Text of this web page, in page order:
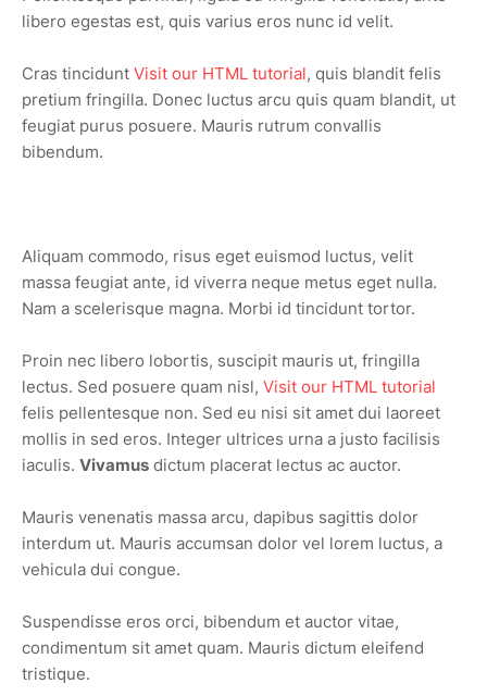
libero egestas est, quis varius eros nunc id velit.
Cras tincidunt Visit our HTML tutorial, quis blandit felis
pretium fringilla. Donec luctus arcu quis quam blandit, ut
feugiat purus posuere. Mauris rutrum convallis
bibendum.
Aliquam commodo, risus eget euismod luctus, velit
massa feugiat ante, id viverra neque metus eget nulla.
Nam a scelerisque magna. Morbi id tincidunt tortor.
Proin nec libero lobortis, suscipit mauris ut, fringilla
lectus. Sed posuere quam nisl, Visit our HTML tutorial
felis pellentesque non. Sed eu nisi sit amet dui laoreet
mollis in sed eros. Integer ultrices urna a justo facilisis
iaculis. Vivamus dictum placerat lectus ac auctor.
Mauris venenatis massa arcu, dapibus sagittis dolor
interdum ut. Mauris accumsan dolor vel lorem luctus, a
vehicula dui congue.
Suspendisse eros orci, bibendum et auctor vitae,
condimentum sit amet quam. Mauris dictum eleifend
tristique.